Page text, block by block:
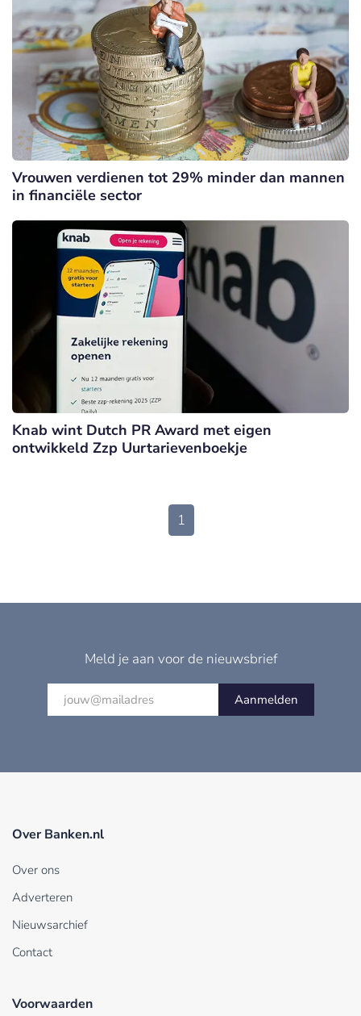
Vrouwen verdienen tot 29% minder dan mannen
in financiële sector
Knab wint Dutch PR Award met eigen
ontwikkeld Zzp Uurtarievenboekje
1
Meld je aan voor de nieuwsbrief
Aanmelden
Over Banken.nl
Over ons
Adverteren
Nieuwsarchief
Contact
Voorwaarden